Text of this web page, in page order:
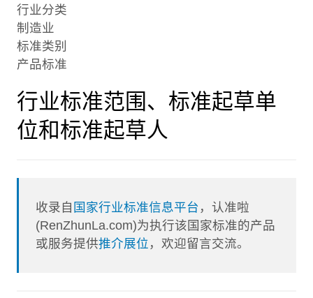
行业分类
制造业
标准类别
产品标准
行业标准范围、标准起草单
位和标准起草人
收录自 国家行业标准信息平台 ，认准啦
(RenZhunLa.com)为执行该国家标准的产品
或服务提供推介展位 ，欢迎留言交流。